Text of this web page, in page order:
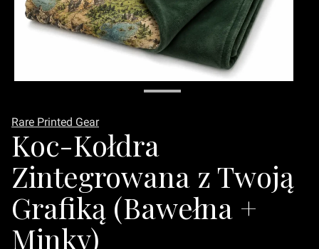
Rare Printed Gear
Koc-Kołdra
Zintegrowana z Twoją
Grafiką (Bawełna +
Minky)